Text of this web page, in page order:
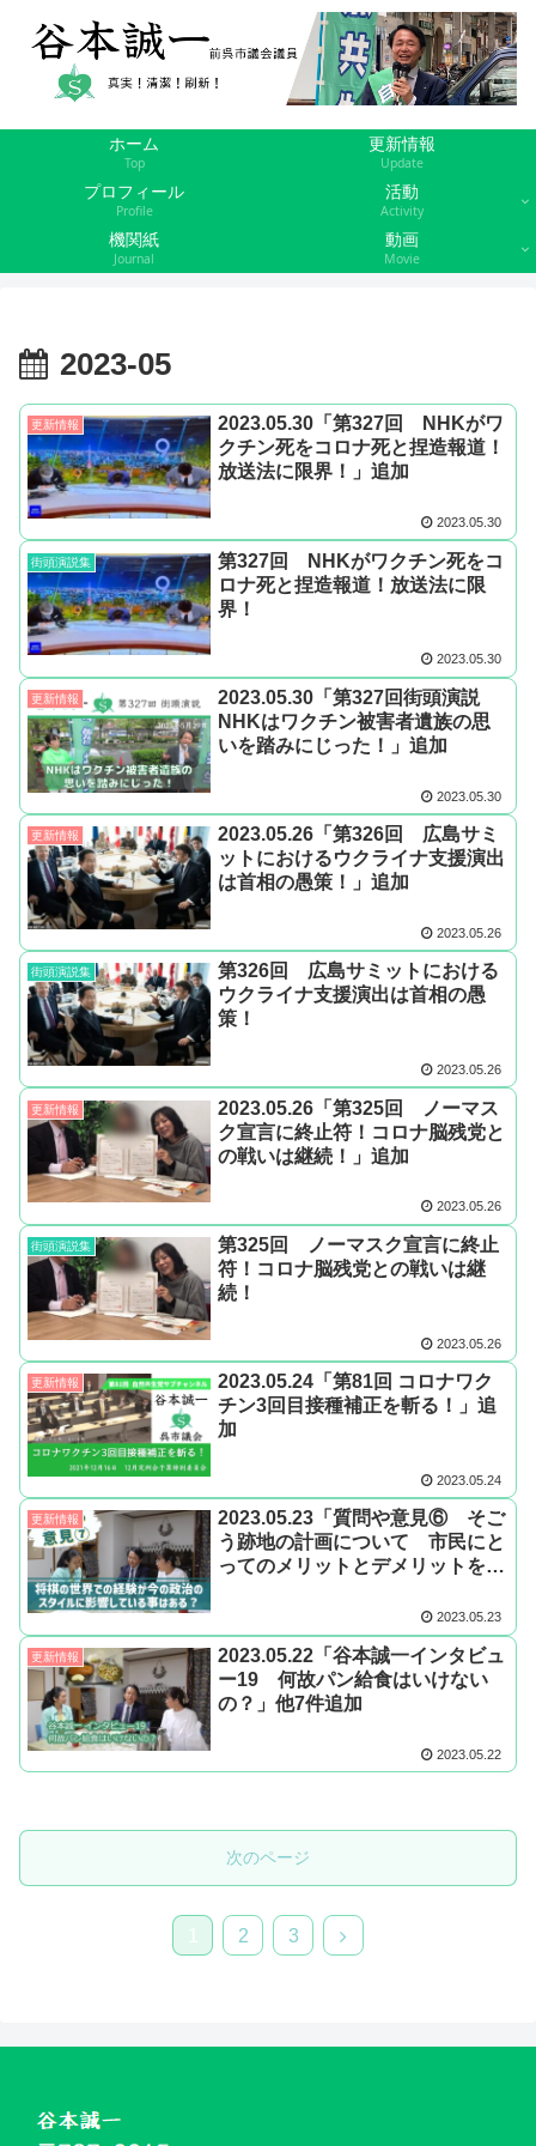
ホーム
Top
更新情報
Update
プロフィール
Profile
活動
Activity
機関紙
Journal
動画
Movie
2023-05
更新情報
2023.05.30「第327回 NHKがワ
クチン死をコロナ死と捏造報道！
放送法に限界！」追加
2023.05.30
街頭演説集
第327回 NHKがワクチン死をコ
ロナ死と捏造報道！放送法に限
界！
2023.05.30
更新情報
2023.05.30「第327回街頭演説
NHKはワクチン被害者遺族の思
いを踏みにじった！」追加
2023.05.30
更新情報
2023.05.26「第326回 広島サミ
ットにおけるウクライナ支援演出
は首相の愚策！」追加
2023.05.26
街頭演説集
第326回 広島サミットにおける
ウクライナ支援演出は首相の愚
策！
2023.05.26
更新情報
2023.05.26「第325回 ノーマス
ク宣言に終止符！コロナ脳残党と
の戦いは継続！」追加
2023.05.26
街頭演説集
第325回 ノーマスク宣言に終止
符！コロナ脳残党との戦いは継
続！
2023.05.26
更新情報
2023.05.24「第81回 コロナワク
チン3回目接種補正を斬る！」追
加
2023.05.24
更新情報
2023.05.23「質問や意見⑥ そご
う跡地の計画について 市民にと
ってのメリットとデメリットを教
2023.05.23
更新情報
2023.05.22「谷本誠一インタビュ
ー19 何故パン給食はいけない
の？」他7件追加
2023.05.22
次のページ
2 3
次